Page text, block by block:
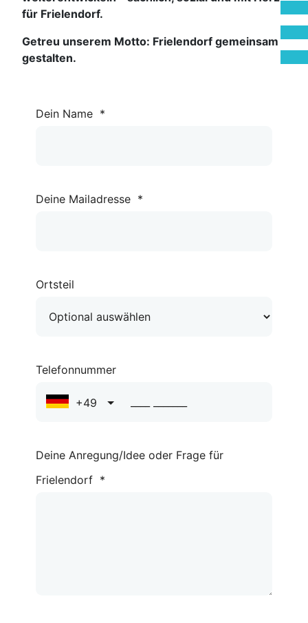
für Frielendorf.
Getreu unserem Motto: Frielendorf gemeinsam
gestalten.
Dein Name *
Deine Mailadresse *
Ortsteil
Telefonnummer
+49
Deine Anregung/Idee oder Frage für
Frielendorf *